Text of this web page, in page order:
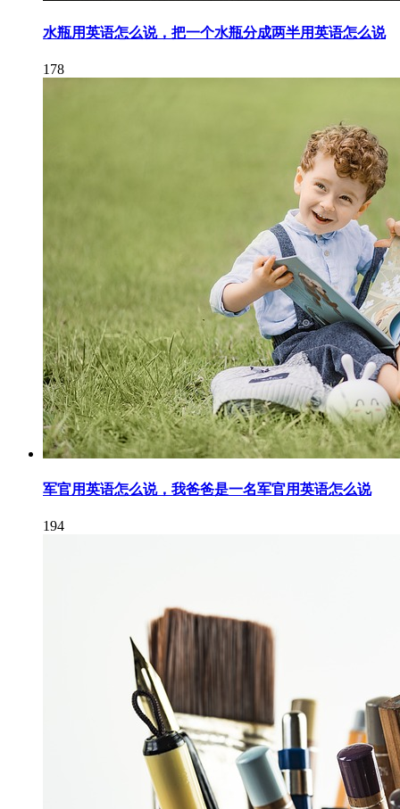
水瓶用英语怎么说，把一个水瓶分成两半用英语怎么说
178
军官用英语怎么说，我爸爸是一名军官用英语怎么说
194